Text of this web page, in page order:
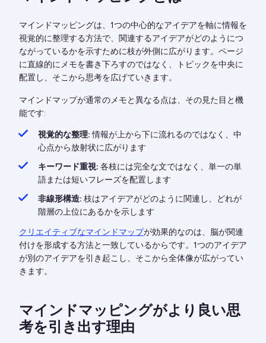
マインドマッピングは、1つの中心的なアイデアを軸に情報を
視覚的に整理する方法で、関連するアイデアがどのようにつ
ながっているかを示すために枝が外側に広がります。ページ
に直線的にメモを書き下ろすのではなく、トピックを中央に
配置し、そこから思考を広げていきます。
マインドマップが通常のメモと異なる点は、その見た目と機
能です:
視覚的な整理:情報が上から下に流れるのではなく、中
心点から放射状に広がります
キーワード重視: 各枝には完全な文ではなく、単一の単
語または短いフレーズを配置します
非線形構造: 枝はアイデアがどのように関連し、どれが
階層の上位にあるかを示します
クリエイティブなマインドマップが効果的なのは、脳が関連
付けを形成する方法と一致しているからです。1つのアイデア
が別のアイデアを引き起こし、そこから全体像が広がってい
きます。
マインドマッピングがより良い思
考を引き出す理由